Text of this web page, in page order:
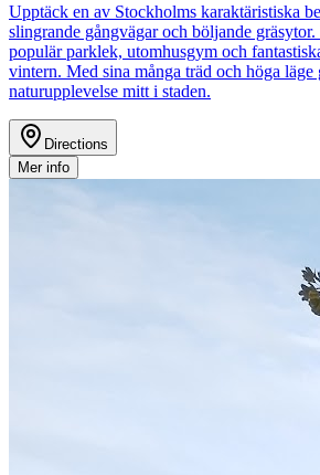
Upptäck en av Stockholms karaktäristiska
slingrande gångvägar och böljande
populär parklek, utomhusgym och
vintern. Med sina många träd och höga läge
naturupplevelse mitt i staden.
Directions
Mer info